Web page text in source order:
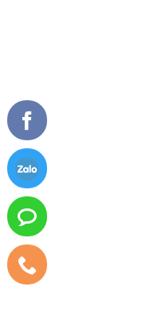
Về chúng tôi
Tầm nhìn sứ mệnh
Giải thưởng
Tài liệu